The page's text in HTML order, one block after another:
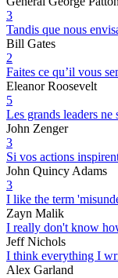
3
Tandis que nous
Bill Gates
2
Faites ce qu’il vous
Eleanor Roosevelt
5
Les grands leaders ne
John Zenger
3
Si vos actions
John Quincy Adams
3
I like the term
Zayn Malik
I really don't know
Jeff Nichols
I think everything I
Alex Garland